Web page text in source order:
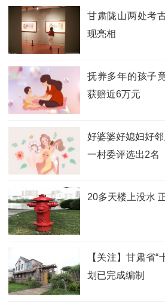
甘肃陇山两处考
现亮相
抚养多年的孩子
获赔近6万元
好婆婆好媳妇好
一村委评选出2名
20多天楼上没水
【关注】甘肃省
划已完成编制